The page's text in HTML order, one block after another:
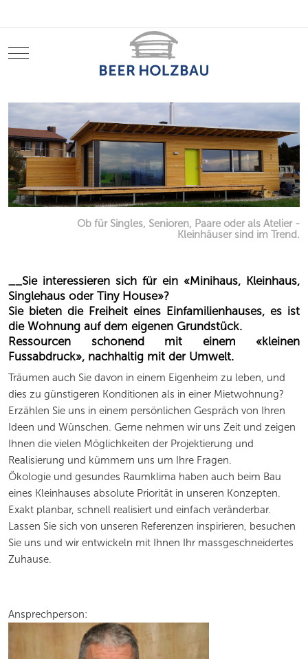
Mobile Menu Toggle
Ob für Singles, Senioren, Paare oder als Atelier -
Kleinhäuser sind im Trend.
__Sie interessieren sich für ein «Minihaus, Kleinhaus,
Singlehaus oder Tiny House»?
Sie bieten die Freiheit eines Einfamilienhauses, es ist
die Wohnung auf dem eigenen Grundstück.
Ressourcen schonend mit einem «kleinen
Fussabdruck», nachhaltig mit der Umwelt.
Träumen auch Sie davon in einem Eigenheim zu leben, und
dies zu günstigeren Konditionen als in einer Mietwohnung?
Erzählen Sie uns in einem persönlichen Gespräch von Ihren
Ideen und Wünschen. Gerne nehmen wir uns Zeit und zeigen
Ihnen die vielen Möglichkeiten der Projektierung und
Realisierung und kümmern uns um Ihre Fragen.
Ökologie und gesundes Raumklima haben auch beim Bau
eines Kleinhauses absolute Priorität in unseren Konzepten.
Exakt planbar, schnell realisiert und einfach veränderbar.
Lassen Sie sich von unseren Referenzen inspirieren, besuchen
Sie uns und wir entwickeln mit Ihnen Ihr massgeschneidertes
Zuhause.
Ansprechperson: